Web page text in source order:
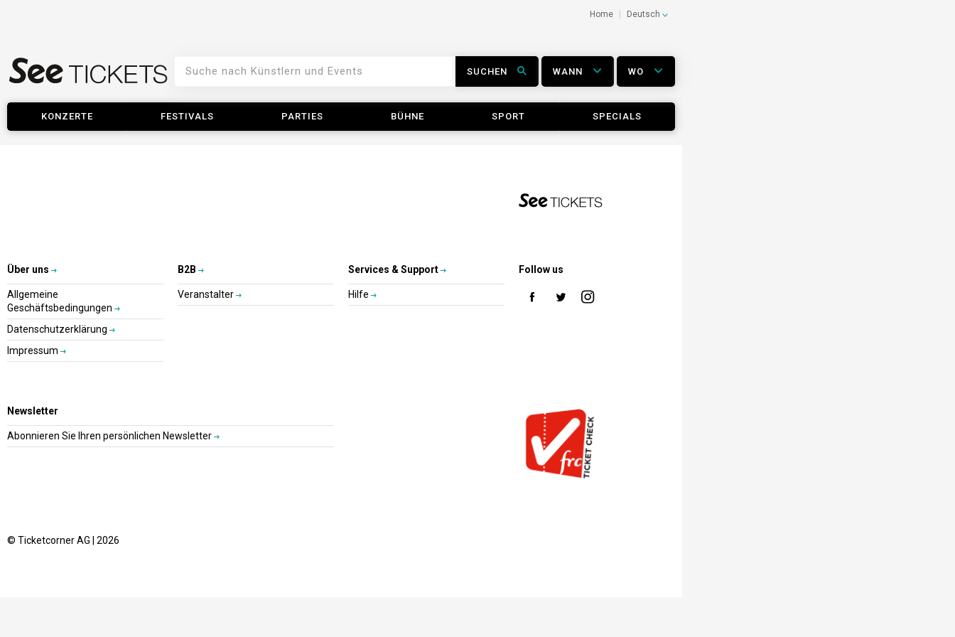
Home Deutsch
SUCHEN WANN WO
KONZERTE FESTIVALS PARTIES BÜHNE SPORT SPECIALS
Über uns
Allgemeine
Geschäftsbedingungen
Datenschutzerklärung
Impressum
B2B
Veranstalter
Services & Support
Hilfe
Follow us
Newsletter
Abonnieren Sie Ihren persönlichen Newsletter
© Ticketcorner AG | 2026